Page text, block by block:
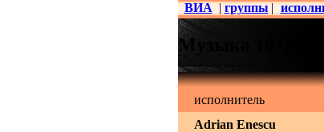
ВИА | группы |
Музыка 1976-
исполнитель
Adrian Enescu